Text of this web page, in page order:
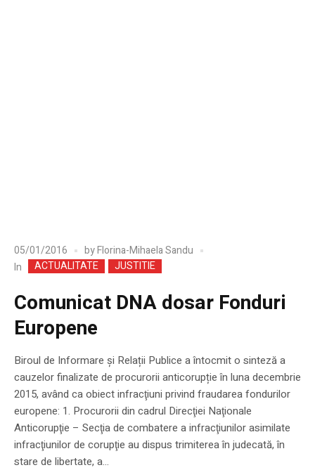
05/01/2016 byFlorina-Mihaela Sandu
In
ACTUALITATE JUSTITIE
Comunicat DNA dosar Fonduri
Europene
Biroul de Informare și Relații Publice a întocmit o sinteză a
cauzelor finalizate de procurorii anticorupție în luna decembrie
2015, având ca obiect infracţiuni privind fraudarea fondurilor
europene: 1. Procurorii din cadrul Direcţiei Naţionale
Anticorupţie – Secţia de combatere a infracţiunilor asimilate
infracţiunilor de corupţie au dispus trimiterea în judecată, în
stare de libertate, a...